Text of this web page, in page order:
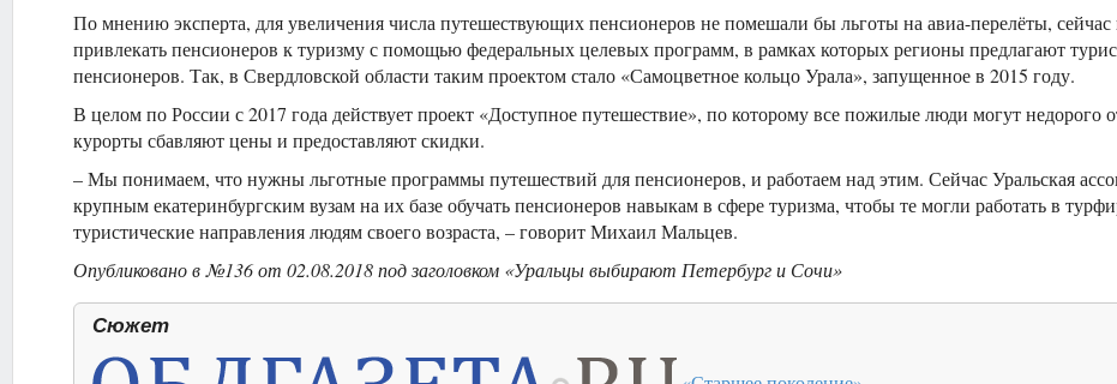
По мнению эксперта, для увеличения числа путешествующих пенсионеров не помешали бы льготы на авиа-перелёты, сейчас
привлекать пенсионеров к туризму с помощью федеральных целевых программ, в рамках которых регионы предлагают
пенсионеров. Так, в Свердловской области таким проектом стало «Самоцветное кольцо Урала», запущенное в 2015 году.
В целом по России с 2017 года действует проект «Доступное путешествие», по которому все пожилые люди могут недорого
курорты сбавляют цены и предоставляют скидки.
– Мы понимаем, что нужны льготные программы путешествий для пенсионеров, и работаем над этим. Сейчас Уральская
крупным екатеринбургским вузам на их базе обучать пенсионеров навыкам в сфере туризма, чтобы те могли работать в
туристические направления людям своего возраста, – говорит Михаил Мальцев.
Опубликовано в №136 от 02.08.2018 под заголовком «Уральцы выбирают Петербург и Сочи»
Сюжет